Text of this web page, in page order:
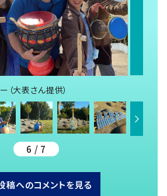
（大表さん提供）
6 / 7
稿へのコメントを見る